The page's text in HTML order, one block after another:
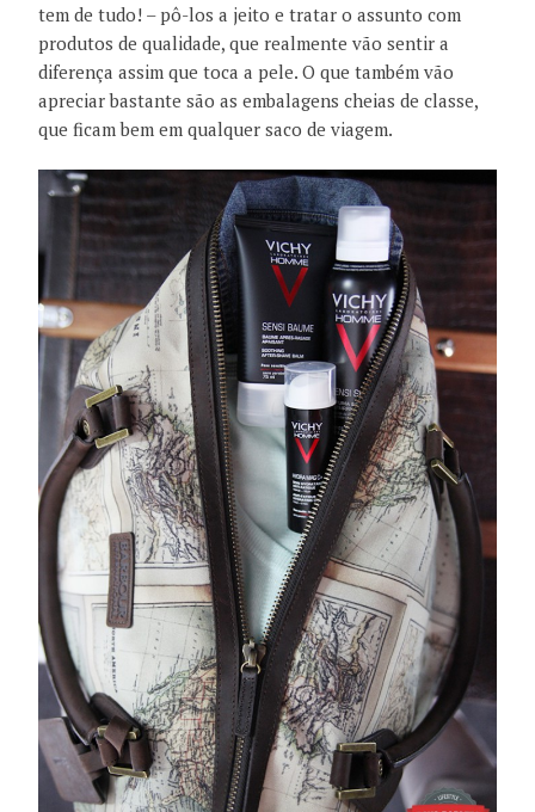
tem de tudo! – pô-los a jeito e tratar o assunto com
produtos de qualidade, que realmente vão sentir a
diferença assim que toca a pele. O que também vão
apreciar bastante são as embalagens cheias de classe,
que ficam bem em qualquer saco de viagem.